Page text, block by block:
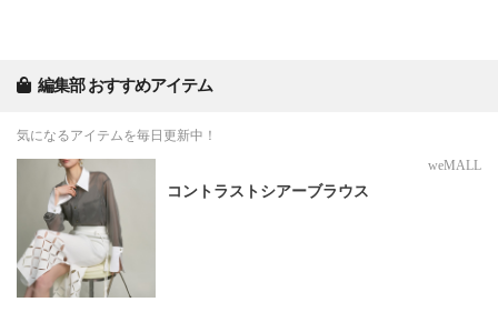
編集部 おすすめアイテム
気になるアイテムを毎日更新中！
weMALL
コントラストシアーブラウス